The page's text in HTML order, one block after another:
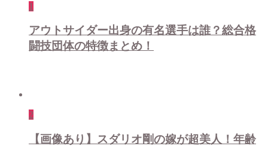
1
アウトサイダー出身の有名選手は誰？総合格
闘技団体の特徴まとめ！
2
【画像あり】スダリオ剛の嫁が超美人！年齢